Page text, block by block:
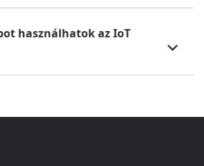
használhatok az IoT